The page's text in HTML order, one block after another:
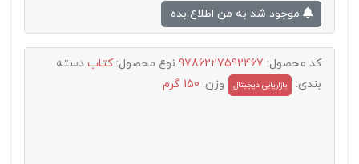
کد محصول: 9786227592467 نوع محصول:کتاب دسته
بندی:
بازاریابی دیجیتال وزن: 150 گرم